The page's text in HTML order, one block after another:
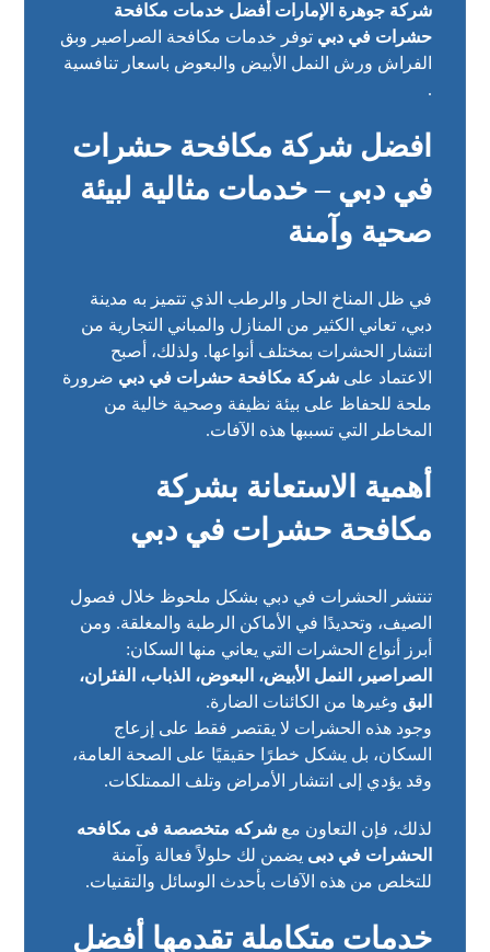
شركة جوهرة الإمارات أفضل خدمات مكافحة
حشرات في دبي توفر خدمات مكافحة الصراصير وبق
الفراش ورش النمل الأبيض والبعوض باسعار تنافسية
.
افضل شركة مكافحة حشرات
في دبي – خدمات مثالية لبيئة
صحية وآمنة
في ظل المناخ الحار والرطب الذي تتميز به مدينة
دبي، تعاني الكثير من المنازل والمباني التجارية من
انتشار الحشرات بمختلف أنواعها. ولذلك، أصبح
الاعتماد علىشركة مكافحة حشرات في دبي ضرورة
ملحة للحفاظ على بيئة نظيفة وصحية خالية من
المخاطر التي تسببها هذه الآفات.
أهمية الاستعانة بشركة
مكافحة حشرات في دبي
تنتشر الحشرات في دبي بشكل ملحوظ خلال فصول
الصيف، وتحديدًا في الأماكن الرطبة والمغلقة. ومن
أبرز أنواع الحشرات التي يعاني منها السكان:
الصراصير، النمل الأبيض، البعوض، الذباب، الفئران،
البق وغيرها من الكائنات الضارة.
وجود هذه الحشرات لا يقتصر فقط على إزعاج
السكان، بل يشكل خطرًا حقيقيًا على الصحة العامة،
وقد يؤدي إلى انتشار الأمراض وتلف الممتلكات.
لذلك، فإن التعاون معشركه متخصصة فى مكافحه
الحشرات في دبى يضمن لك حلولاً فعالة وآمنة
للتخلص من هذه الآفات بأحدث الوسائل والتقنيات.
خدمات متكاملة تقدمها أفضل